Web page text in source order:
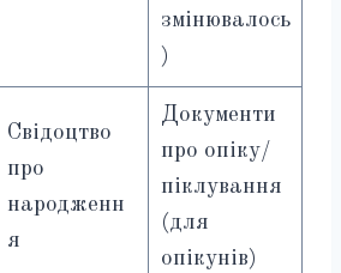
змінювалось
)
Свідоцтво
про
народженн
я
Документи
про опіку/
піклування
(для
опікунів)